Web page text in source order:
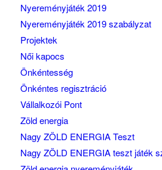
Nyereményjáték 2019
Nyereményjáték 2019 szabályzat
Projektek
Női kapocs
Önkéntesség
Önkéntes regisztráció
Vállalkozói Pont
Zöld energia
Nagy ZÖLD ENERGIA Teszt
Nagy ZÖLD ENERGIA teszt játék